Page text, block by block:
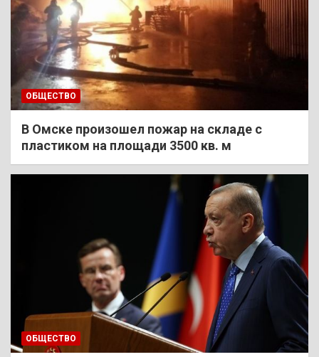
ОБЩЕСТВО
В Омске произошел пожар на складе с
пластиком на площади 3500 кв. м
ОБЩЕСТВО